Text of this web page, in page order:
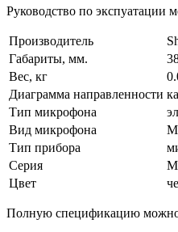
Руководство по экспуатации
Производитель
Габариты, мм.
Вес, кг
Диаграмма направленности
Тип микрофона
Вид микрофона
Тип прибора
Серия
Цвет
Полную спецификацию можно